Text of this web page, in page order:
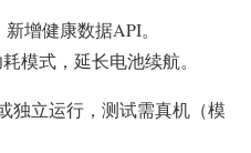
增健康数据API。
模式，延长电池续航。
独立运行，测试需真机（模